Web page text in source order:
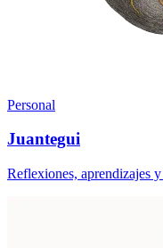
Personal
Juantegui
Reflexiones, aprendizajes